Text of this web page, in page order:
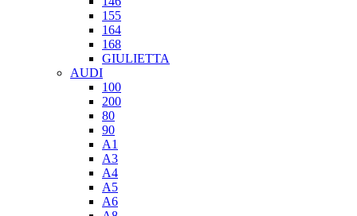
155
164
168
GIULIETTA
AUDI
100
200
80
90
A1
A3
A4
A5
A6